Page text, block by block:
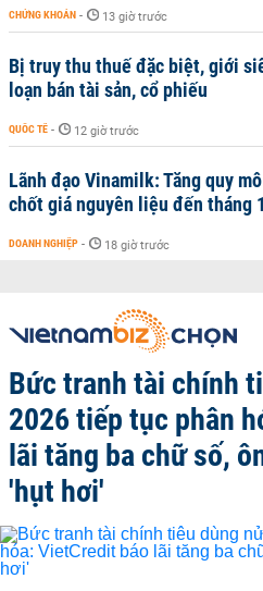
CHỨNG KHOÁN - 13 giờ trước
Bị truy thu thuế đặc biệt, giới
loạn bán tài sản, cổ phiếu
QUỐC TẾ - 12 giờ trước
Lãnh đạo Vinamilk: Tăng quy
chốt giá nguyên liệu đến tháng
DOANH NGHIỆP - 18 giờ trước
Bức tranh tài chính
2026 tiếp tục phân
lãi tăng ba chữ số,
'hụt hơi'